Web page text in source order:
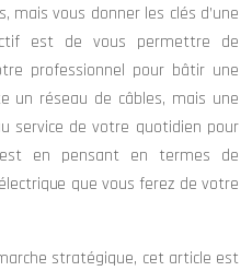
vous donner les clés d’une
est de vous permettre de
professionnel pour bâtir une
un réseau de câbles, mais une
service de votre quotidien pour
en pensant en termes de
que vous ferez de votre
stratégique, cet article est